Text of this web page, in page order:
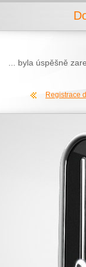
... byla úspěšně
Registrace